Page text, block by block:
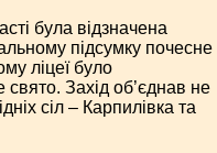
була відзначена
підсумку почесне
ліцеї було
Захід об’єднав не
сіл – Карпилівка та